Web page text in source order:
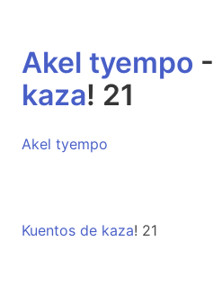
Akel tyempo -
kaza! 21
Akel tyempo
Kuentos de kaza! 21